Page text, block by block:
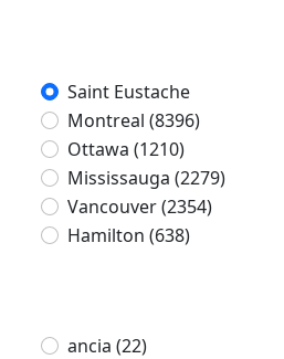
Saint Eustache
Montreal (8396)
Ottawa (1210)
Mississauga (2279)
Vancouver(2354)
Hamilton (638)
ancia (22)